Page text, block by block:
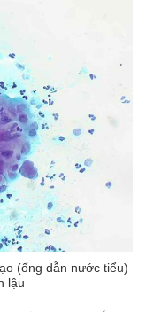
(ống dẫn nước tiểu)
lậu